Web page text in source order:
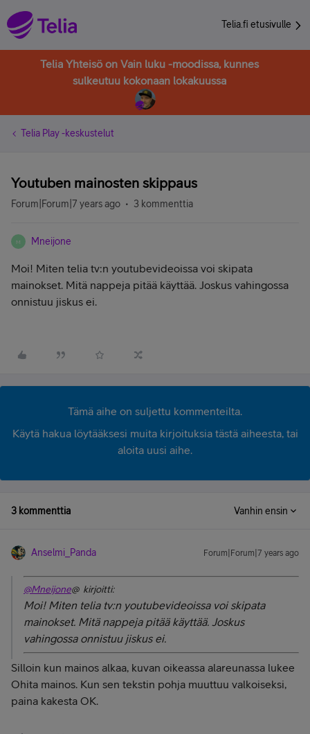
Telia.fi etusivulle
Telia Yhteisö on Vain luku -moodissa, kunnes
sulkeutuu kokonaan lokakuussa
Telia Play -keskustelut
Youtuben mainosten skippaus
Forum|Forum|7 years ago 3 kommenttia
M Mneijone
Moi! Miten telia tv:n youtubevideoissa voi skipata
mainokset. Mitä nappeja pitää käyttää. Joskus vahingossa
onnistuu jiskus ei.
Tämä aihe on suljettu kommenteilta.
Käytä hakua löytääksesi muita kirjoituksia tästä aiheesta, tai
aloita uusi aihe.
3 kommenttia Vanhin ensin
Anselmi_Panda Forum|Forum|7 years ago
@Mneijone@ kirjoitti:
Moi! Miten telia tv:n youtubevideoissa voi skipata
mainokset. Mitä nappeja pitää käyttää. Joskus
vahingossa onnistuu jiskus ei.
Silloin kun mainos alkaa, kuvan oikeassa alareunassa lukee
Ohita mainos. Kun sen tekstin pohja muuttuu valkoiseksi,
paina kakesta OK.